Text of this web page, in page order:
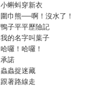
小蝌蚪穿新衣
圍巾熊──啊！沒水了！
鴨子平平歷險記
我的名字叫葉子
哈囉！哈囉！
承諾
蟲蟲捉迷藏
跟著路線走